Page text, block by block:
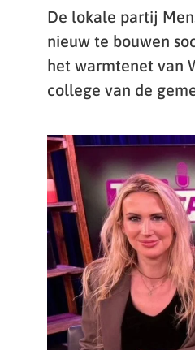
De lokale partij
nieuw te bouwen
het warmtenet van
college van de